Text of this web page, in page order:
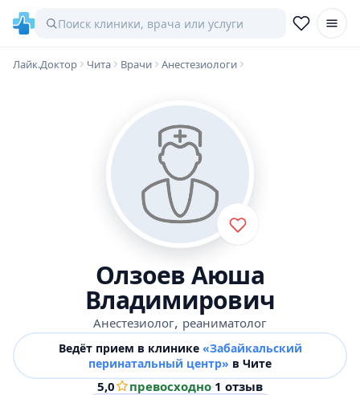
Лайк.Доктор Чита Врачи Анестезиологи
Олзоев Аюша
Владимирович
Анестезиолог, реаниматолог
Ведёт прием в клинике «Забайкальский
перинатальный центр» в Чите
5,0 превосходно·1 отзыв